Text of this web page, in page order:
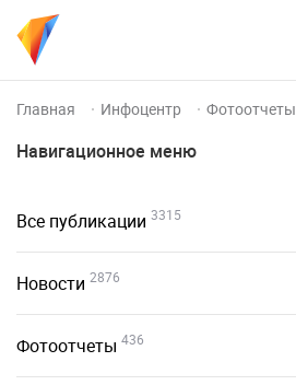
Главная Инфоцентр Фотоотчеты
Навигационное меню
Все публикации 3315
Новости 2876
Фотоотчеты 436